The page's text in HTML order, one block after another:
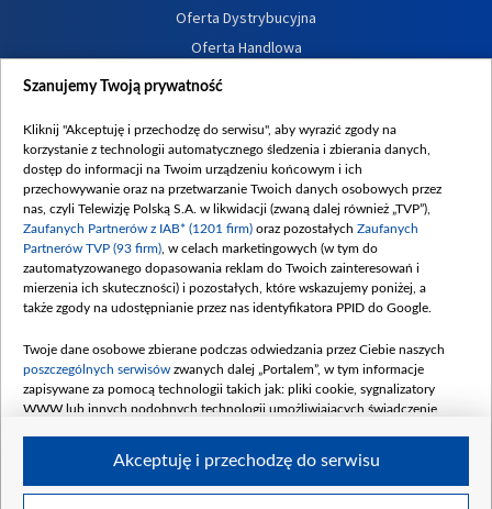
Oferta Dystrybucyjna
Oferta Handlowa
Dostępność
Procedura zgłoszeń wewnętrznych
Szanujemy Twoją prywatność
Kliknij "Akceptuję i przechodzę do serwisu", aby wyrazić zgody na
korzystanie z technologii automatycznego śledzenia i zbierania danych,
dostęp do informacji na Twoim urządzeniu końcowym i ich
przechowywanie oraz na przetwarzanie Twoich danych osobowych przez
nas, czyli Telewizję Polską S.A. w likwidacji (zwaną dalej również „TVP”),
Zaufanych Partnerów z IAB* (1201 firm) oraz pozostałych Zaufanych
Partnerów TVP (93 firm) , w celach marketingowych (w tym do
zautomatyzowanego dopasowania reklam do Twoich zainteresowań i
mierzenia ich skuteczności) i pozostałych, które wskazujemy poniżej, a
także zgody na udostępnianie przez nas identyfikatora PPID do Google.
Twoje dane osobowe zbierane podczas odwiedzania przez Ciebie naszych
poszczególnych serwisów zwanych dalej „Portalem”, w tym informacje
zapisywane za pomocą technologii takich jak: pliki cookie, sygnalizatory
WWW lub innych podobnych technologii umożliwiających świadczenie
Akceptuję i przechodzę do serwisu